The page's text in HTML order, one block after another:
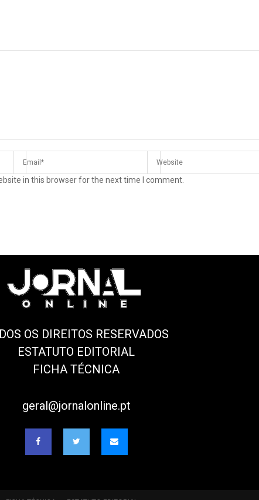
in this browser for the next time I comment.
OS DIREITOS RESERVADOS
ESTATUTO EDITORIAL
FICHA TÉCNICA
geral@jornalonline.pt